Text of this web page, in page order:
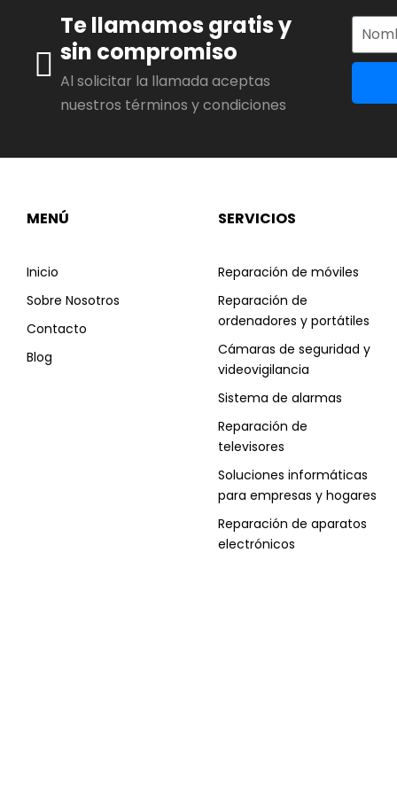
Te llamamos gratis y
sin compromiso
Al solicitar la llamada aceptas
nuestros términos y condiciones
MENÚ
Inicio
Sobre Nosotros
Contacto
Blog
SERVICIOS
Reparación de móviles
Reparación de
ordenadores y portátiles
Cámaras de seguridad y
videovigilancia
Sistema de alarmas
Reparación de
televisores
Soluciones informáticas
para empresas y hogares
Reparación de aparatos
electrónicos